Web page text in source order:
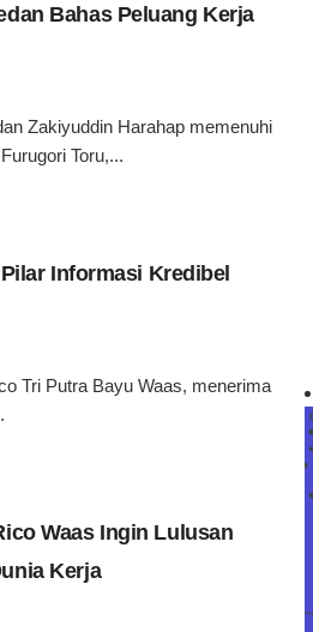
Bahas Peluang Kerja
Zakiyuddin Harahap memenuhi
Toru,...
Informasi Kredibel
Tri Putra Bayu Waas, menerima
Waas Ingin Lulusan
Kerja